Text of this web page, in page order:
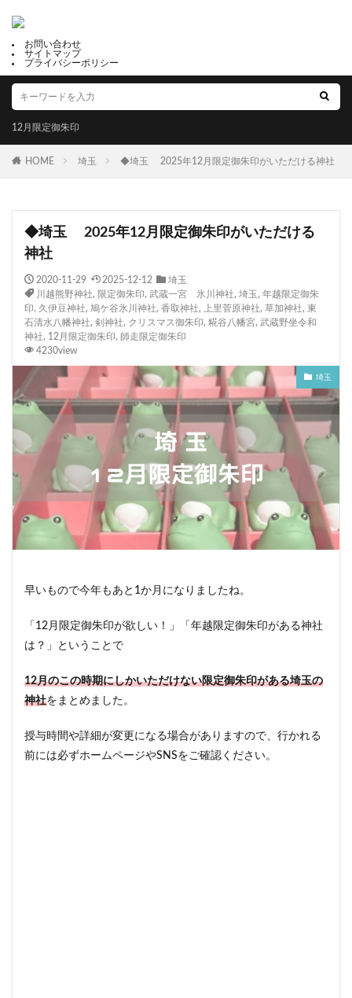
お問い合わせ
サイトマップ
プライバシーポリシー
12月限定御朱印
HOME 埼玉 ◆埼玉 2025年12月限定御朱印がいただける神社
◆埼玉 2025年12月限定御朱印がいただける
神社
2020-11-29 2025-12-12
埼玉
川越熊野神社, 限定御朱印, 武蔵一宮 氷川神社, 埼玉 , 年越限定御朱
印, 久伊豆神社, 鳩ケ谷氷川神社, 香取神社, 上里菅原神社, 草加神社, 東
石清水八幡神社, 剣神社, クリスマス御朱印, 糀谷八幡宮, 武蔵野坐令和
神社, 12月限定御朱印, 師走限定御朱印
4230view
埼玉
早いもので今年もあと1か月になりましたね。
「12月限定御朱印が欲しい！」「年越限定御朱印がある神社
は？」ということで
12月のこの時期にしかいただけない限定御朱印がある埼玉の
神社をまとめました。
授与時間や詳細が変更になる場合がありますので、行かれる
前には必ずホームページやSNSをご確認ください。